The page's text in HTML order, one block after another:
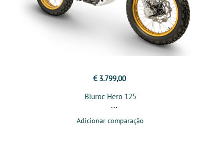
€ 3.799,00
Bluroc Hero 125
Adicionar comparação